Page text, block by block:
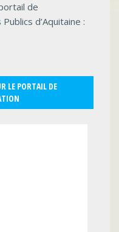
de
d’Aquitaine :
LE PORTAIL DE